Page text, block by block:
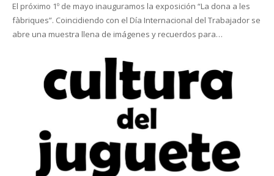
El próximo 1º de mayo inauguramos la exposición “La dona a les
fàbriques”. Coincidiendo con el Día Internacional del Trabajador se
abre una muestra llena de imágenes y recuerdos para…